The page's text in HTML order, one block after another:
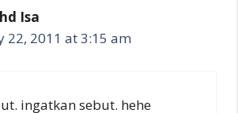
Isa
22, 2011 at 3:15 am
ingatkan sebut. hehe